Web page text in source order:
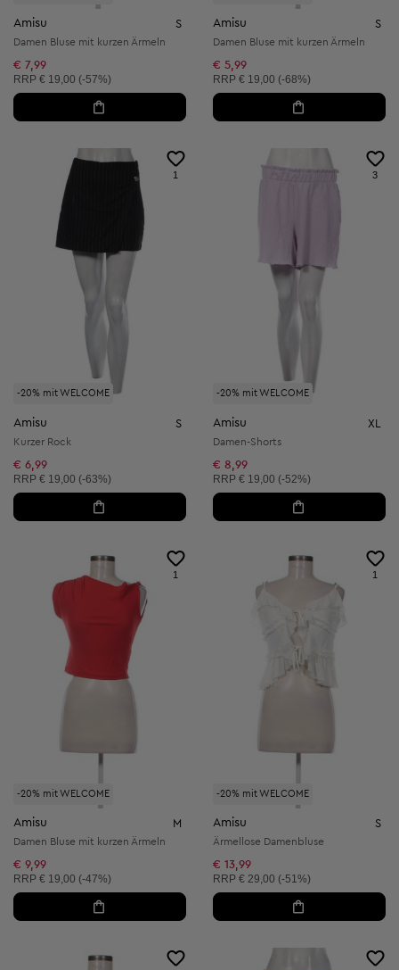
Amisu S
Damen Bluse mit kurzen Ärmeln
€ 7,99
Unverbindliche Preisempfehlung:
RRP € 19,00 (-57%)
Amisu S
Damen Bluse mit kurzen Ärmeln
€ 5,99
Unverbindliche Preisempfehlung:
RRP € 19,00 (-68%)
-20% mit WELCOME
1
Amisu S
Kurzer Rock
€ 6,99
Unverbindliche Preisempfehlung:
RRP € 19,00 (-63%)
-20% mit WELCOME
3
Amisu XL
Damen-Shorts
€ 8,99
Unverbindliche Preisempfehlung:
RRP € 19,00 (-52%)
-20% mit WELCOME
1
Amisu M
Damen Bluse mit kurzen Ärmeln
€ 9,99
Unverbindliche Preisempfehlung:
RRP € 19,00 (-47%)
-20% mit WELCOME
1
Amisu S
Ärmellose Damenbluse
€ 13,99
Unverbindliche Preisempfehlung:
RRP € 29,00 (-51%)